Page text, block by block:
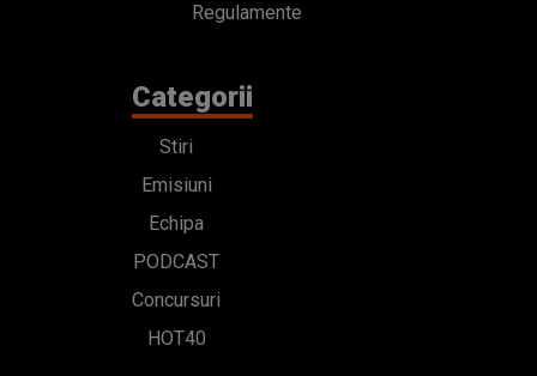
Regulamente
Categorii
Stiri
Emisiuni
Echipa
PODCAST
Concursuri
HOT40